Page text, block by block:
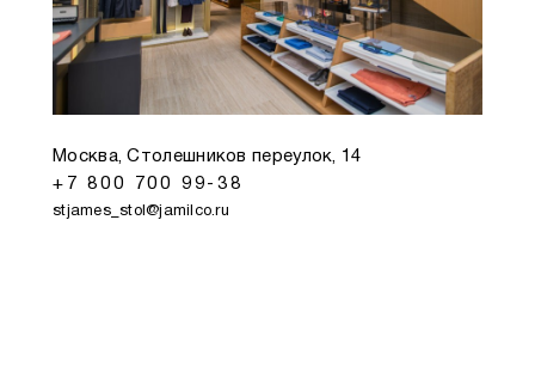
Москва, Столешников переулок, 14
+7 800 700 99-38
stjames_stol@jamilco.ru